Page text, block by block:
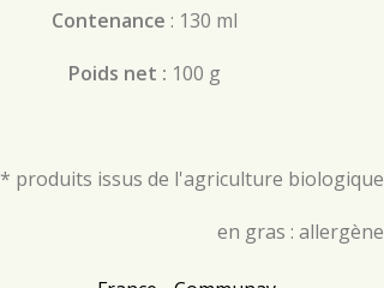
Contenance : 130 ml
Poids net : 100 g
* produits issus de l'agriculture biologique
en gras : allergène